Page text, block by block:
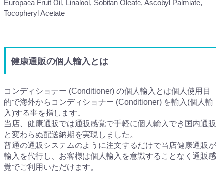
Europaea Fruit Oil, Linalool, Sobitan Oleate, Ascobyl Palmiate,
Tocopheryl Acetate
健康通販の個人輸入とは
コンディショナー (Conditioner) の個人輸入とは個人使用目
的で海外からコンディショナー (Conditioner) を輸入(個人輸
入)する事を指します。
当店、健康通販では通販感覚で手軽に個人輸入でき国内通販
と変わらぬ配送納期を実現しました。
普通の通販システムのように注文するだけで当店健康通販が
輸入を代行し、お客様は個人輸入を意識することなく通販感
覚でご利用いただけます。